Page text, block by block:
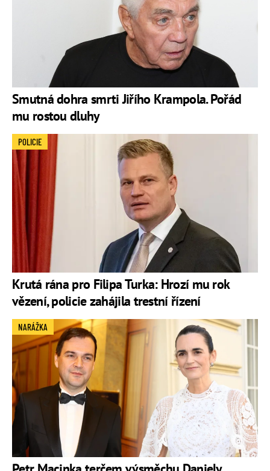
Smutná dohra smrti Jiřího Krampola. Pořád
mu rostou dluhy
Krutá rána pro Filipa Turka: Hrozí mu rok
vězení, policie zahájila trestní řízení
POLICIE
NARÁŽKA